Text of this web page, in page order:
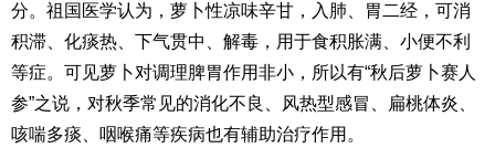
分。祖国医学认为，萝卜性凉味辛甘，入肺、胃二经，可消
积滞、化痰热、下气贯中、解毒，用于食积胀满、小便不利
等症。可见萝卜对调理脾胃作用非小，所以有“秋后萝卜赛人
参”之说，对秋季常见的消化不良、风热型感冒、扁桃体炎、
咳喘多痰、咽喉痛等疾病也有辅助治疗作用。